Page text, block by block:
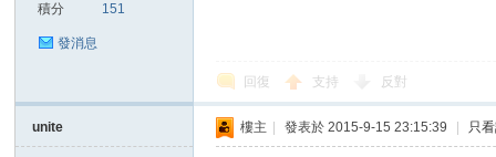
積分 151
發消息
回復 支持 反對
unite 樓主 發表於 2015-9-15 23:15:39 只